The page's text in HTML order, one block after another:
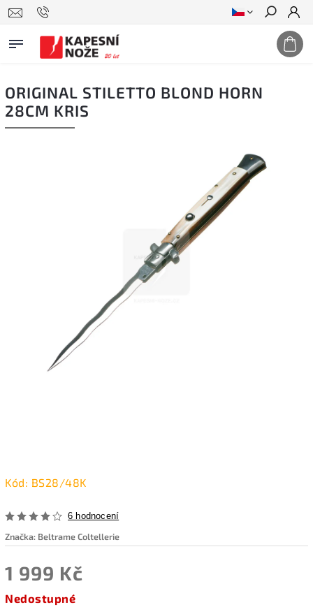
Hledat
ORIGINAL STILETTO BLOND HORN
28CM KRIS
Kód: BS28/48K
6 hodnocení
Značka: Beltrame Coltellerie
1 999 Kč
Nedostupné